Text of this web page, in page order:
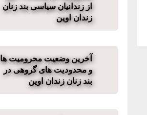
از زندانیان سیاسی بند زنان
زندان اوین
آخرین وضعیت محرومیت ها
و محدودیت های گروهی در
بند زنان زندان اوین